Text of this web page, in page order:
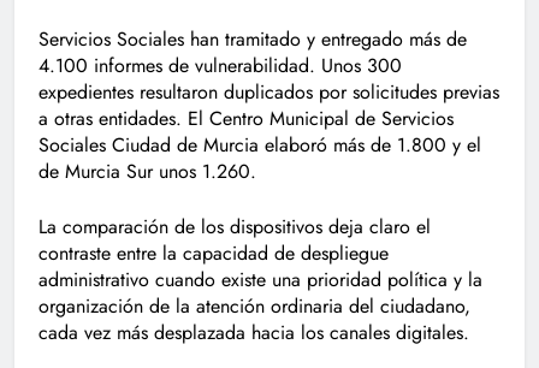
Servicios Sociales han tramitado y entregado más de
4.100 informes de vulnerabilidad. Unos 300
expedientes resultaron duplicados por solicitudes previas
a otras entidades. El Centro Municipal de Servicios
Sociales Ciudad de Murcia elaboró más de 1.800 y el
de Murcia Sur unos 1.260.
La comparación de los dispositivos deja claro el
contraste entre la capacidad de despliegue
administrativo cuando existe una prioridad política y la
organización de la atención ordinaria del ciudadano,
cada vez más desplazada hacia los canales digitales.